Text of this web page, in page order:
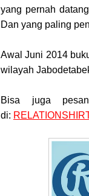
yang pernah
Dan yang paling
Awal Juni 2014
wilayah
Bisa juga
di: